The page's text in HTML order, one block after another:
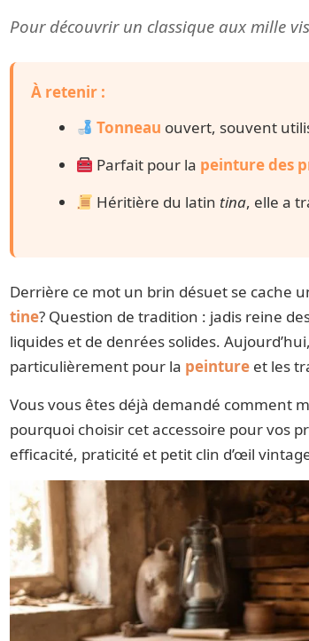
Pour découvrir un classique aux mille
À retenir :
Tonneau ouvert, souvent
Parfait pour la peinture des
Héritière du latin tina, elle a
Derrière ce mot un brin désuet se cache
tine? Question de tradition : jadis reine
liquides et de denrées solides.
particulièrement pour la peinture et les
Vous vous êtes déjà demandé comment
pourquoi choisir cet accessoire pour vos
efficacité, praticité et petit clin d’œil